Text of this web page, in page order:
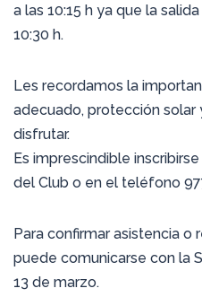
a las 10:15 h ya que la
10:30 h.
Les recordamos la
adecuado, protección solar
disfrutar.
Es imprescindible
del Club o en el teléfono
Para confirmar asistencia o
puede comunicarse con la
13 de marzo.